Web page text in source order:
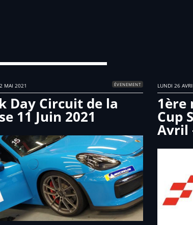
MAI 2021 ÉVENEMENT
Day Circuit de la
11 Juin 2021
LUNDI 26
1ère
Cup
Avril